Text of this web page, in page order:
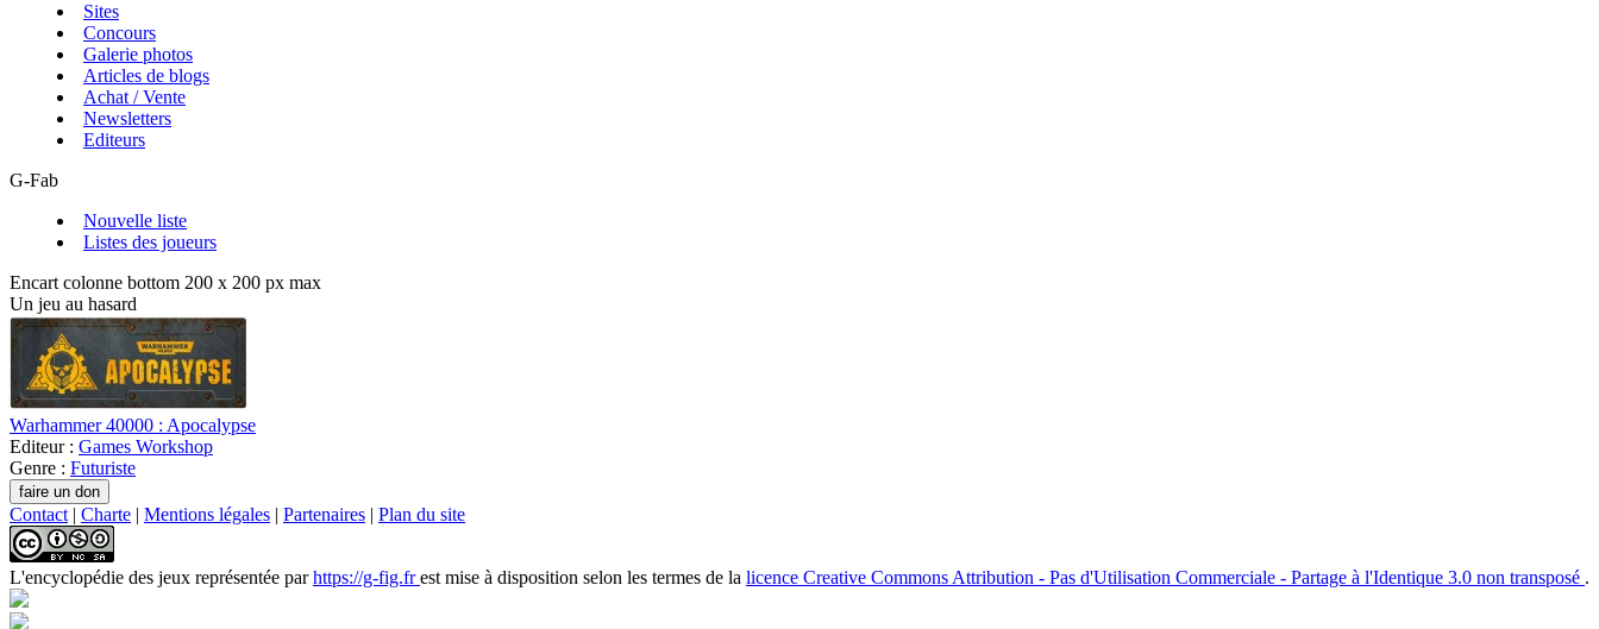
Sites
Concours
Galerie photos
Articles de blogs
Achat / Vente
Newsletters
Editeurs
G-Fab
Nouvelle liste
Listes des joueurs
Encart colonne bottom 200 x 200 px max
Un jeu au hasard
Warhammer 40000 : Apocalypse
Editeur : Games Workshop
Genre : Futuriste
Contact | Charte | Mentions légales | Partenaires | Plan du site
L'encyclopédie des jeux représentée parhttps://g-fig.frest mise à disposition selon les termes de la licence Creative Commons Attribution - Pas d'Utilisation Commerciale - Partage à l'Identique 3.0 non transposé .